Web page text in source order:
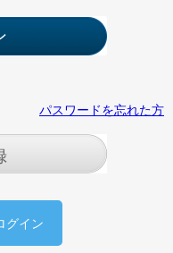
パスワードを忘れた方
グイン